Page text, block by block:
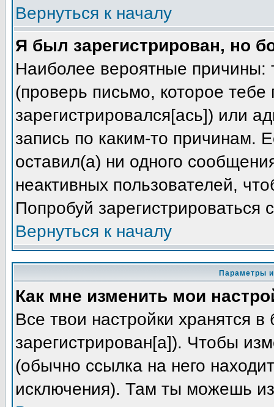
Вернуться к началу
Я был зарегистрирован, но
Наиболее вероятные причины:
(проверь письмо, которое тебе
зарегистрировался[ась]) или
запись по каким-то причинам.
оставил(а) ни одного
неактивных пользователей,
Попробуй зарегистрироваться
Вернуться к началу
Параметры
Как мне изменить мои
Все твои настройки хранятся
зарегистрирован[а]). Чтобы
(обычно ссылка на него
исключения). Там ты можешь